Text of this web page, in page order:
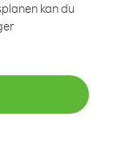
kan du